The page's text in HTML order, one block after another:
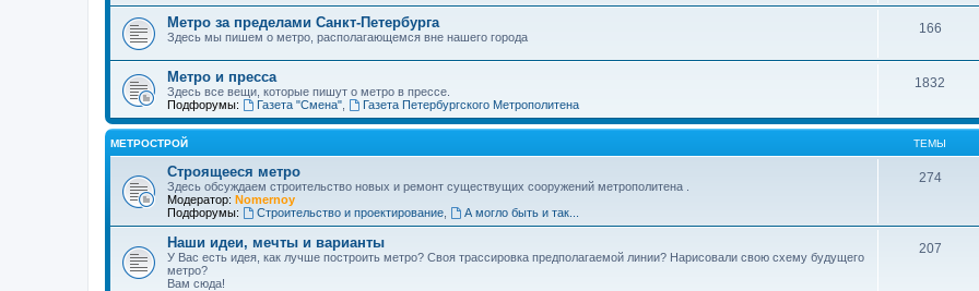
Метро за пределами Санкт-Петербурга
Здесь мы пишем о метро, располагающемся вне нашего города
166
Метро и пресса
Здесь все вещи, которые пишут о метро в прессе.
Подфорумы:
Газета "Смена", Газета Петербургского Метрополитена
1832
МЕТРОСТРОЙ ТЕМЫ
Строящееся метро
Здесь обсуждаем строительство новых и ремонт существущих сооружений метрополитена .
Модератор: Nomernoy
Подфорумы:
Строительство и проектирование, А могло быть и так...
274
Наши идеи, мечты и варианты
У Вас есть идея, как лучше построить метро? Своя трассировка предполагаемой линии? Нарисовали свою схему будущего
метро?
Вам сюда!
207